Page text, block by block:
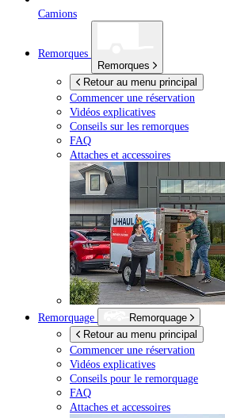
Camions
Remorques
Remorques
Retour au menu principal
Commencer une réservation
Vidéos explicatives
Conseils sur les remorques
FAQ
Attaches et accessoires
Remorquage
Remorquage
Retour au menu principal
Commencer une réservation
Vidéos explicatives
Conseils pour le remorquage
FAQ
Attaches et accessoires